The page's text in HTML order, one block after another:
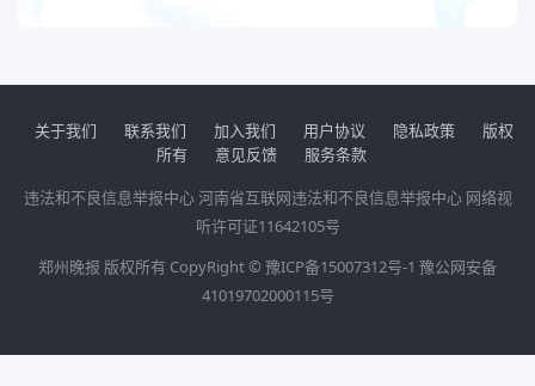
关于我们 联系我们 加入我们 用户协议 隐私政策
版权
所有
意见反馈
服务条款
违法和不良信息举报中心河南省互联网违法和不良信息举报中心 网络视
听许可证11642105号
郑州晚报 版权所有 CopyRight © 豫ICP备15007312号-1 豫公网安备
41019702000115号